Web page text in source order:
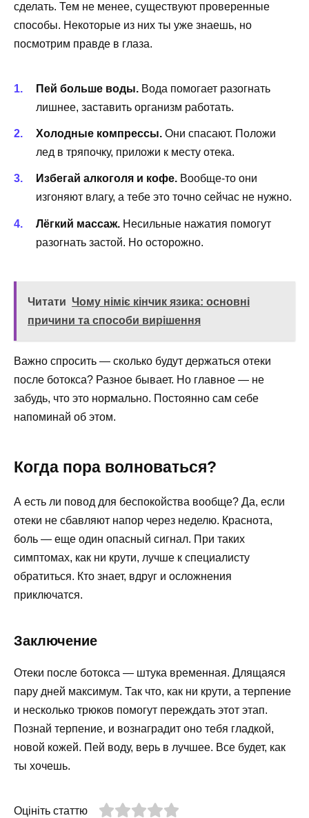
сделать. Тем не менее, существуют проверенные
способы. Некоторые из них ты уже знаешь, но
посмотрим правде в глаза.
Пей больше воды. Вода помогает разогнать
лишнее, заставить организм работать.
Холодные компрессы. Они спасают. Положи
лед в тряпочку, приложи к месту отека.
Избегай алкоголя и кофе. Вообще-то они
изгоняют влагу, а тебе это точно сейчас не нужно.
Лёгкий массаж. Несильные нажатия помогут
разогнать застой. Но осторожно.
Читати Чому німіє кінчик язика: основні
причини та способи вирішення
Важно спросить — сколько будут держаться отеки
после ботокса? Разное бывает. Но главное — не
забудь, что это нормально. Постоянно сам себе
напоминай об этом.
Когда пора волноваться?
А есть ли повод для беспокойства вообще? Да, если
отеки не сбавляют напор через неделю. Краснота,
боль — еще один опасный сигнал. При таких
симптомах, как ни крути, лучше к специалисту
обратиться. Кто знает, вдруг и осложнения
приключатся.
Заключение
Отеки после ботокса — штука временная. Длящаяся
пару дней максимум. Так что, как ни крути, а терпение
и несколько трюков помогут переждать этот этап.
Познай терпение, и вознаградит оно тебя гладкой,
новой кожей. Пей воду, верь в лучшее. Все будет, как
ты хочешь.
Оцініть статтю